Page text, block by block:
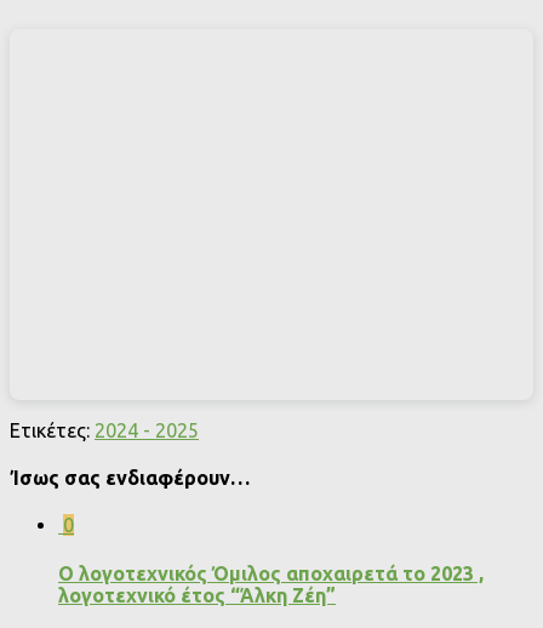
Ετικέτες: 2024 - 2025
Ίσως σας ενδιαφέρουν…
0
Ο λογοτεχνικός Όμιλος αποχαιρετά το 2023 ,
λογοτεχνικό έτος “Άλκη Ζέη”